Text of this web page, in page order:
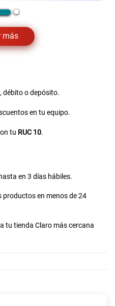
más
débito o depósito.
en tu equipo.
tu RUC 10.
en 3 días hábiles.
productos en menos de 24
tu tienda Claro más cercana